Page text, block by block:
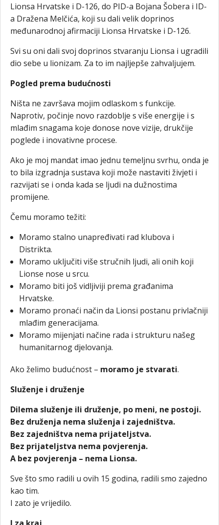
Lionsa Hrvatske i D-126, do PID-a Bojana Šobera i ID-
a Dražena Melčića, koji su dali velik doprinos
međunarodnoj afirmaciji Lionsa Hrvatske i D-126.
Svi su oni dali svoj doprinos stvaranju Lionsa i ugradili
dio sebe u lionizam. Za to im najljepše zahvaljujem.
Pogled prema budućnosti
Ništa ne završava mojim odlaskom s funkcije.
Naprotiv, počinje novo razdoblje s više energije i s
mlađim snagama koje donose nove vizije, drukčije
poglede i inovativne procese.
Ako je moj mandat imao jednu temeljnu svrhu, onda je
to bila izgradnja sustava koji može nastaviti živjeti i
razvijati se i onda kada se ljudi na dužnostima
promijene.
Čemu moramo težiti:
Moramo stalno unapređivati rad klubova i
Distrikta.
Moramo uključiti više stručnih ljudi, ali onih koji
Lionse nose u srcu.
Moramo biti još vidljiviji prema građanima
Hrvatske.
Moramo pronaći način da Lionsi postanu privlačniji
mlađim generacijama.
Moramo mijenjati načine rada i strukturu našeg
humanitarnog djelovanja.
Ako želimo budućnost – moramo je stvarati.
Služenje i druženje
Dilema služenje ili druženje, po meni, ne postoji.
Bez druženja nema služenja i zajedništva.
Bez zajedništva nema prijateljstva.
Bez prijateljstva nema povjerenja.
A bez povjerenja – nema Lionsa.
Sve što smo radili u ovih 15 godina, radili smo zajedno
kao tim.
I zato je vrijedilo.
I za kraj